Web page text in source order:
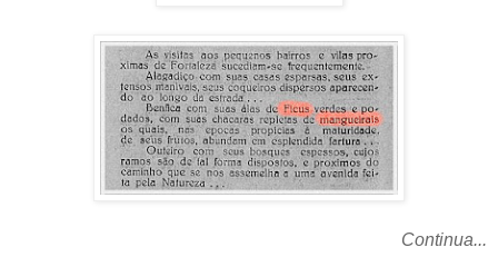
Continua...